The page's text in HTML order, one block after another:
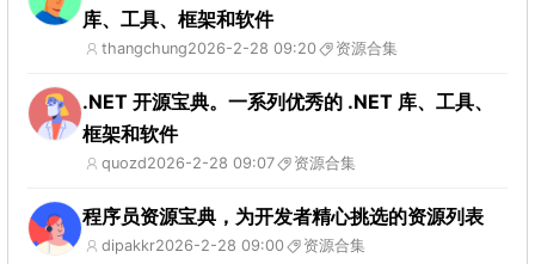
库、工具、框架和软件
thangchung2026-2-28 09:20 资源合集
.NET 开源宝典。一系列优秀的 .NET 库、工具、
框架和软件
quozd2026-2-28 09:07 资源合集
程序员资源宝典，为开发者精心挑选的资源列表
dipakkr2026-2-28 09:00 资源合集